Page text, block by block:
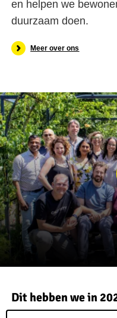
en helpen we
duurzaam doen.
Meer over ons
Dit hebben we in